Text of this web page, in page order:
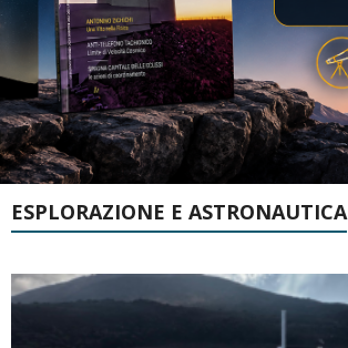
ESPLORAZIONE E ASTRONAUTICA